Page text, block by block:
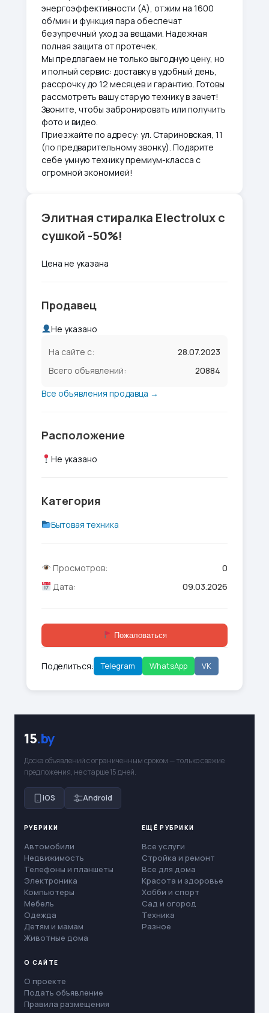
энергоэффективности (А), отжим на 1600
об/мин и функция пара обеспечат
безупречный уход за вещами. Надежная
полная защита от протечек.
Мы предлагаем не только выгодную цену, но
и полный сервис: доставку в удобный день,
рассрочку до 12 месяцев и гарантию. Готовы
рассмотреть вашу старую технику в зачет!
Звоните, чтобы забронировать или получить
фото и видео.
Приезжайте по адресу: ул. Стариновская, 11
(по предварительному звонку). Подарите
себе умную технику премиум-класса с
огромной экономией!
Элитная стиралка Electrolux с
сушкой -50%!
Цена не указана
Продавец
Не указано
На сайте с:
28.07.2023
Всего объявлений:
20884
Все объявления продавца →
Расположение
Не указано
Категория
Бытовая техника
Просмотров:
0
Дата:
09.03.2026
Пожаловаться
Поделиться: Telegram WhatsApp VK
15.by
Доска объявлений с ограниченным сроком — только свежие
предложения, не старше 15 дней.
iOS Android
РУБРИКИ
Автомобили
Недвижимость
Телефоны и планшеты
Электроника
Компьютеры
Мебель
Одежда
Детям и мамам
Животные дома
ЕЩЁ РУБРИКИ
Все услуги
Стройка и ремонт
Все для дома
Красота и здоровье
Хобби и спорт
Сад и огород
Техника
Разное
О САЙТЕ
О проекте
Подать объявление
Правила размещения